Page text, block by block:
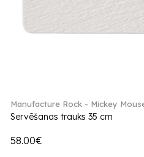
Manufacture Rock - Mickey
Servēšanas trauks 35 cm
58.00€